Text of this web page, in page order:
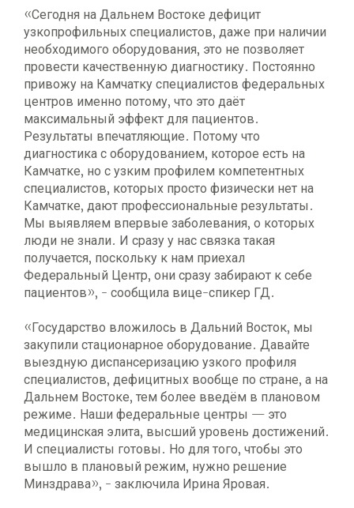
«Сегодня на Дальнем Востоке дефицит
узкопрофильных специалистов, даже при наличии
необходимого оборудования, это не позволяет
провести качественную диагностику. Постоянно
привожу на Камчатку специалистов федеральных
центров именно потому, что это даёт
максимальный эффект для пациентов.
Результаты впечатляющие. Потому что
диагностика с оборудованием, которое есть на
Камчатке, но с узким профилем компетентных
специалистов, которых просто физически нет на
Камчатке, дают профессиональные результаты.
Мы выявляем впервые заболевания, о которых
люди не знали. И сразу у нас связка такая
получается, поскольку к нам приехал
Федеральный Центр, они сразу забирают к себе
пациентов», - сообщила вице-спикер ГД.
«Государство вложилось в Дальний Восток, мы
закупили стационарное оборудование. Давайте
выездную диспансеризацию узкого профиля
специалистов, дефицитных вообще по стране, а на
Дальнем Востоке, тем более введём в плановом
режиме. Наши федеральные центры — это
медицинская элита, высший уровень достижений.
И специалисты готовы. Но для того, чтобы это
вышло в плановый режим, нужно решение
Минздрава», - заключила Ирина Яровая.